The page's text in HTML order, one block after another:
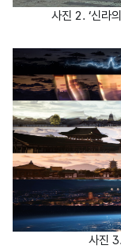
사진 2. ‘신라
사진